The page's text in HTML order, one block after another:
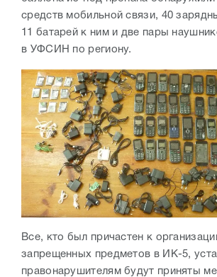
средств мобильной связи, 40
11 батарей к ним и две пары
в УФСИН по региону.
Все, кто был причастен к
запрещенных предметов в ИК-5,
правонарушителям будут приняты